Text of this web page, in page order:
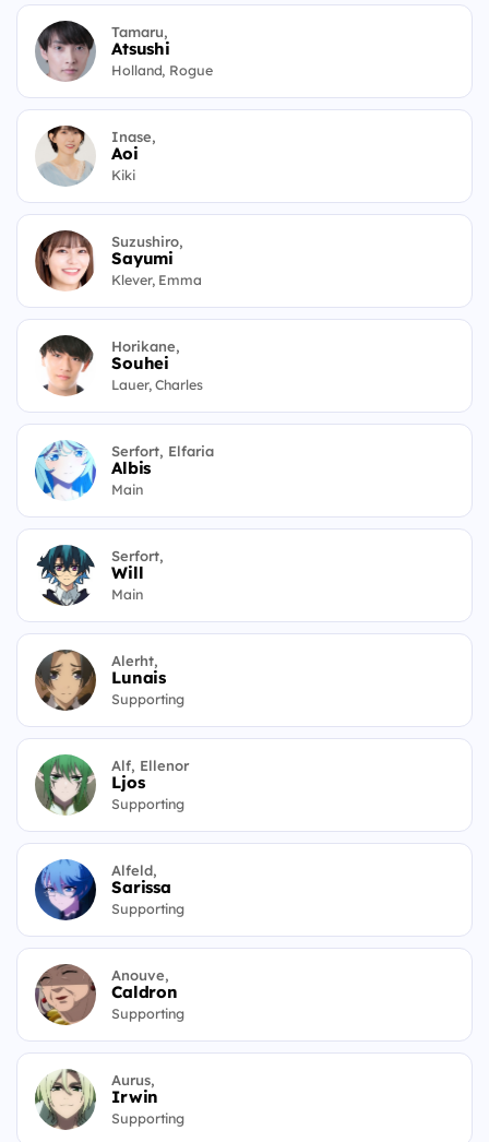
Tamaru,
Atsushi
Holland, Rogue
Inase,
Aoi
Kiki
Suzushiro,
Sayumi
Klever, Emma
Horikane,
Souhei
Lauer, Charles
Serfort, Elfaria
Albis
Main
Serfort,
Will
Main
Alerht,
Lunais
Supporting
Alf, Ellenor
Ljos
Supporting
Alfeld,
Sarissa
Supporting
Anouve,
Caldron
Supporting
Aurus,
Irwin
Supporting